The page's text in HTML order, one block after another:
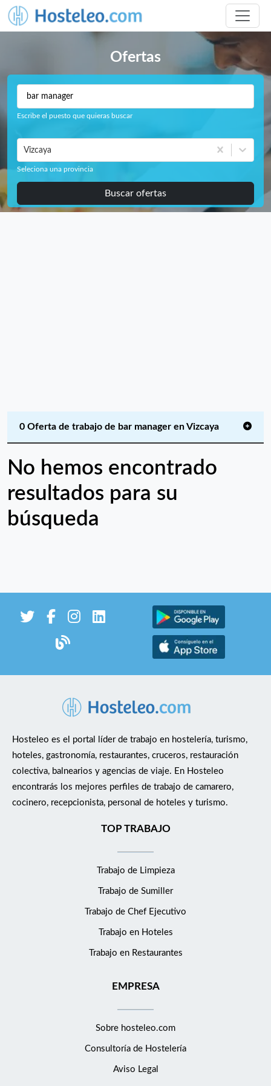
Ofertas
Escribe el puesto que quieras buscar
Vizcaya
Seleciona una provincia
Buscar ofertas
0 Oferta de trabajo de bar manager en Vizcaya
No hemos encontrado
resultados para su
búsqueda
Hosteleo es el portal líder de trabajo en hostelería, turismo,
hoteles, gastronomía, restaurantes, cruceros, restauración
colectiva, balnearios y agencias de viaje. En Hosteleo
encontrarás los mejores perfiles de trabajo de camarero,
cocinero, recepcionista, personal de hoteles y turismo.
TOP TRABAJO
Trabajo de Limpieza
Trabajo de Sumiller
Trabajo de Chef Ejecutivo
Trabajo en Hoteles
Trabajo en Restaurantes
EMPRESA
Sobre hosteleo.com
Consultoría de Hostelería
Aviso Legal